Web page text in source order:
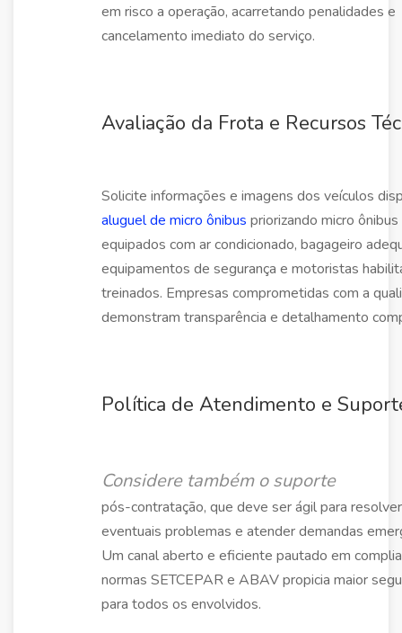
em risco a operação, acarretando penalidades e
cancelamento imediato do serviço.
Avaliação da Frota e Recursos
Solicite informações e imagens dos veículos
aluguel de micro ônibus priorizando micro ônibus
equipados com ar condicionado, bagageiro
equipamentos de segurança e motoristas
treinados. Empresas comprometidas com a
demonstram transparência e detalhamento
Política de Atendimento e
Considere também o suporte
pós-contratação, que deve ser ágil para resolver
eventuais problemas e atender demandas
Um canal aberto e eficiente pautado em
normas SETCEPAR e ABAV propicia maior
para todos os envolvidos.